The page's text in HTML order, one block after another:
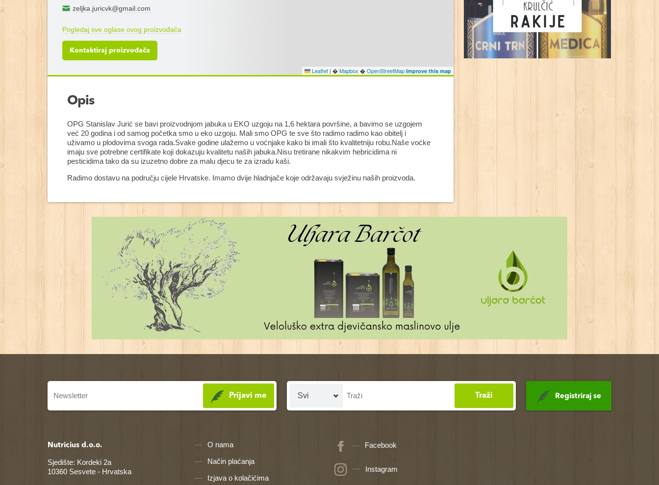
Leaflet | �Mapbox �OpenStreetMap Improve this map
zeljka.juricvk@gmail.com
Pogledaj sve oglase ovog proizvođača
Kontaktiraj proizvođača
Opis
OPG Stanislav Jurić se bavi proizvodnjom jabuka u EKO uzgoju na 1,6 hektara površine, a bavimo se uzgojem
već 20 godina i od samog početka smo u eko uzgoju. Mali smo OPG te sve što radimo radimo kao obitelj i
uživamo u plodovima svoga rada.Svake godine ulažemo u voćnjake kako bi imali što kvalitetniju robu.Naše voćke
imaju sve potrebne certifikate koji dokazuju kvalitetu naših jabuka.Nisu tretirane nikakvim hebricidima ni
pesticidima tako da su izuzetno dobre za malu djecu te za izradu kaši.
Radimo dostavu na području cijele Hrvatske. Imamo dvije hladnjače koje održavaju svježinu naših proizvoda.
Prijavi me Traži Registriraj se
Nutricius d.o.o.
Sjedište: Kordeki 2a
10360 Sesvete - Hrvatska
O nama
Način plaćanja
Izjava o kolačićima
Facebook
Instagram